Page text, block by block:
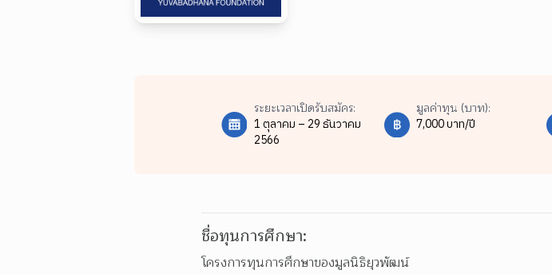
ระยะเวลาเปิดรับสมัคร:
1 ตุลาคม – 29 ธันวาคม
2566
มูลค่าทุน (บาท):
7,000 บาท/ปี
ชื่อทุนการศึกษา:
โครงการทุนการศึกษาของมูลนิธิยุวพัฒน์